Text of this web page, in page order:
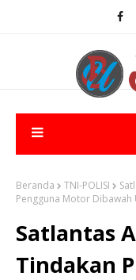
Beranda TNI-POLISI
Pengguna Motor Dibawah
Satlantas
Tindakan